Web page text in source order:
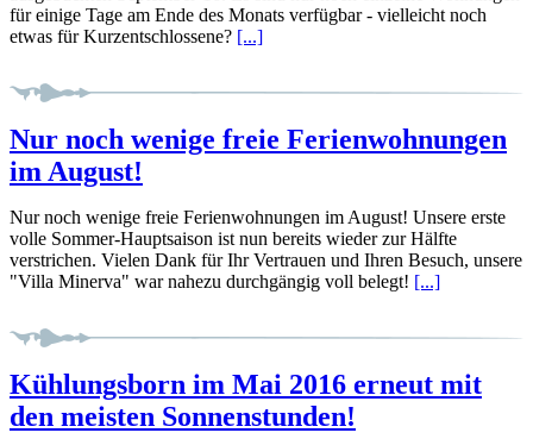
für einige Tage am Ende des Monats verfügbar - vielleicht noch
etwas für Kurzentschlossene? [...]
Nur noch wenige freie Ferienwohnungen
im August!
Nur noch wenige freie Ferienwohnungen im August! Unsere erste
volle Sommer-Hauptsaison ist nun bereits wieder zur Hälfte
verstrichen. Vielen Dank für Ihr Vertrauen und Ihren Besuch, unsere
"Villa Minerva" war nahezu durchgängig voll belegt! [...]
Kühlungsborn im Mai 2016 erneut mit
den meisten Sonnenstunden!